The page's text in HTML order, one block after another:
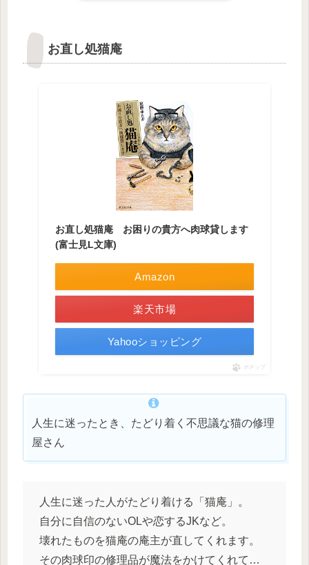
お直し処猫庵
お直し処猫庵 お困りの貴方へ肉球貸します
(富士見L文庫)
Amazon
楽天市場
Yahooショッピング
ポチップ
人生に迷ったとき、たどり着く不思議な猫の修理
屋さん
人生に迷った人がたどり着ける「猫庵」。
自分に自信のないOLや恋するJKなど。
壊れたものを猫庵の庵主が直してくれます。
その肉球印の修理品が魔法をかけてくれて…